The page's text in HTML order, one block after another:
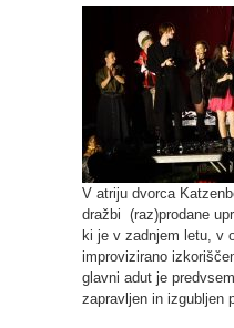
V atriju dvorca
dražbi (raz)prodane
ki je v zadnjem letu, v
improvizirano
glavni adut je
zapravljen in izgubljen